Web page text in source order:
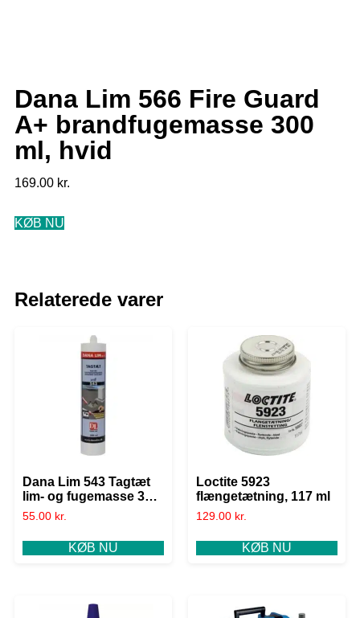
Dana Lim 566 Fire Guard
A+ brandfugemasse 300
ml, hvid
169.00 kr.
KØB NU
Relaterede varer
Dana Lim 543 Tagtæt
lim- og fugemasse 300
ml, sort
55.00 kr.
KØB NU
Loctite 5923
flængetætning, 117 ml
129.00 kr.
KØB NU